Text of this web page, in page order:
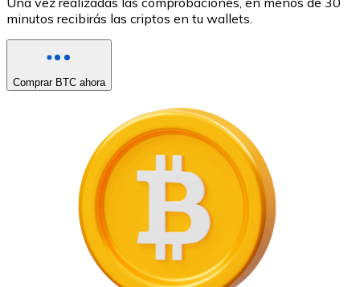
minutos recibirás las criptos en tu wallets.
Comprar BTC ahora